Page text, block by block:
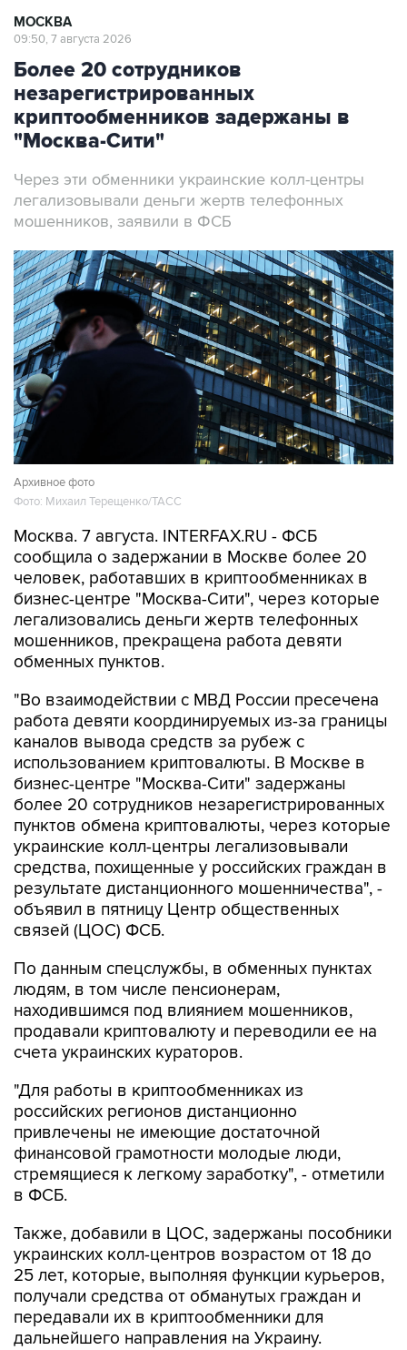
МОСКВА
09:50, 7 августа 2026
Более 20 сотрудников
незарегистрированных
криптообменников задержаны в
"Москва-Сити"
Через эти обменники украинские колл-центры
легализовывали деньги жертв телефонных
мошенников, заявили в ФСБ
Архивное фото
Фото: Михаил Терещенко/ТАСС
Москва. 7 августа. INTERFAX.RU - ФСБ
сообщила о задержании в Москве более 20
человек, работавших в криптообменниках в
бизнес-центре "Москва-Сити", через которые
легализовались деньги жертв телефонных
мошенников, прекращена работа девяти
обменных пунктов.
"Во взаимодействии с МВД России пресечена
работа девяти координируемых из-за границы
каналов вывода средств за рубеж с
использованием криптовалюты. В Москве в
бизнес-центре "Москва-Сити" задержаны
более 20 сотрудников незарегистрированных
пунктов обмена криптовалюты, через которые
украинские колл-центры легализовывали
средства, похищенные у российских граждан в
результате дистанционного мошенничества", -
объявил в пятницу Центр общественных
связей (ЦОС) ФСБ.
По данным спецслужбы, в обменных пунктах
людям, в том числе пенсионерам,
находившимся под влиянием мошенников,
продавали криптовалюту и переводили ее на
счета украинских кураторов.
"Для работы в криптообменниках из
российских регионов дистанционно
привлечены не имеющие достаточной
финансовой грамотности молодые люди,
стремящиеся к легкому заработку", - отметили
в ФСБ.
Также, добавили в ЦОС, задержаны пособники
украинских колл-центров возрастом от 18 до
25 лет, которые, выполняя функции курьеров,
получали средства от обманутых граждан и
передавали их в криптообменники для
дальнейшего направления на Украину.